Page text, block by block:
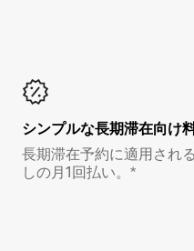
シンプルな長期滞在向け
長期滞在予約に適用され
しの月1回払い。*